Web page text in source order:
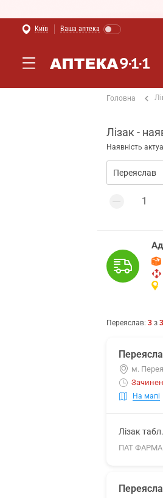
Київ Ваша аптека
Головна
Лізак -
Наявність
Переяслав: 3 з 3
м.
На мапі
Лізак
ПАТ